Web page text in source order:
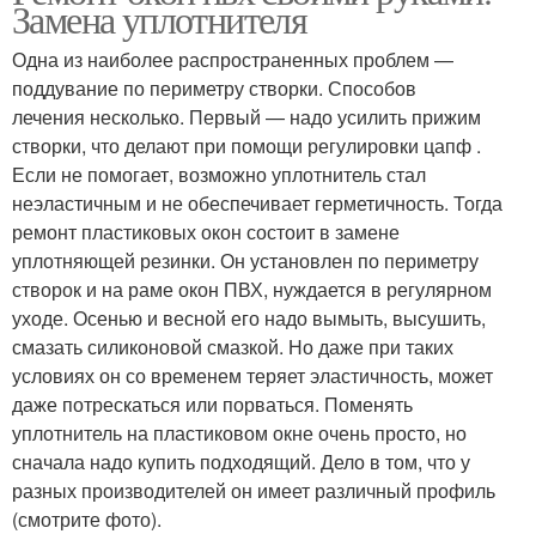
Замена уплотнителя
Одна из наиболее распространенных проблем —
поддувание по периметру створки. Способов
лечения несколько. Первый — надо усилить прижим
створки, что делают при помощи регулировки цапф .
Если не помогает, возможно уплотнитель стал
неэластичным и не обеспечивает герметичность. Тогда
ремонт пластиковых окон состоит в замене
уплотняющей резинки. Он установлен по периметру
створок и на раме окон ПВХ, нуждается в регулярном
уходе. Осенью и весной его надо вымыть, высушить,
смазать силиконовой смазкой. Но даже при таких
условиях он со временем теряет эластичность, может
даже потрескаться или порваться. Поменять
уплотнитель на пластиковом окне очень просто, но
сначала надо купить подходящий. Дело в том, что у
разных производителей он имеет различный профиль
(смотрите фото).